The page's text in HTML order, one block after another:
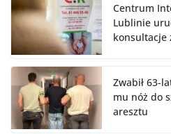
Centrum
Lublinie
konsultacje
Zwabił 63-
mu nóż do
aresztu